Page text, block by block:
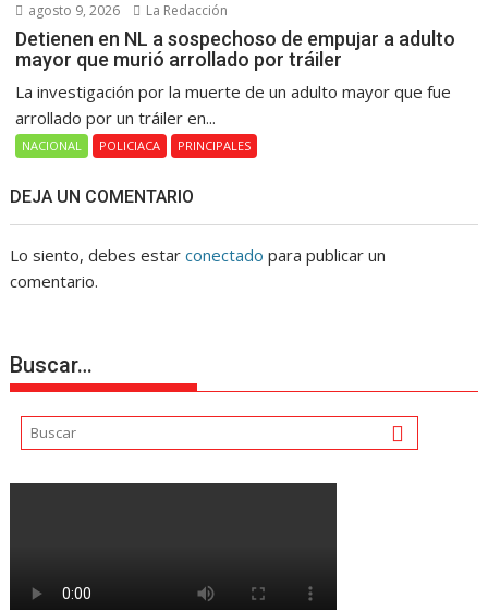
agosto 9, 2026 La Redacción
Detienen en NL a sospechoso de empujar a adulto
mayor que murió arrollado por tráiler
La investigación por la muerte de un adulto mayor que fue
arrollado por un tráiler en...
NACIONAL POLICIACA PRINCIPALES
DEJA UN COMENTARIO
Lo siento, debes estarconectado para publicar un
comentario.
Buscar…